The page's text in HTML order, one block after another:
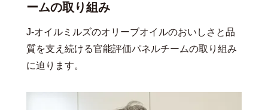
ームの取り組み
J-オイルミルズのオリーブオイルのおいしさと品
質を支え続ける官能評価パネルチームの取り組み
に迫ります。